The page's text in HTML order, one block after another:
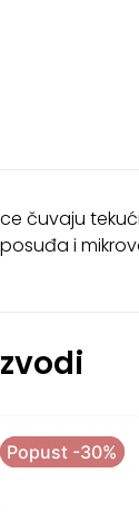
čuvaju
i
Popust -30%
Popust -30%